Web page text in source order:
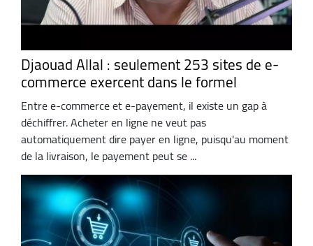
Djaouad Allal : seulement 253 sites de e-
commerce exercent dans le formel
Entre e-commerce et e-payement, il existe un gap à
déchiffrer. Acheter en ligne ne veut pas
automatiquement dire payer en ligne, puisqu'au moment
de la livraison, le payement peut se ...